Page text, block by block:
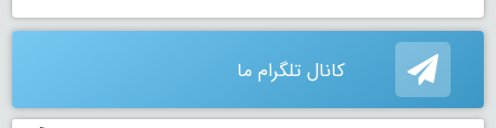
کانال تلگرام ما